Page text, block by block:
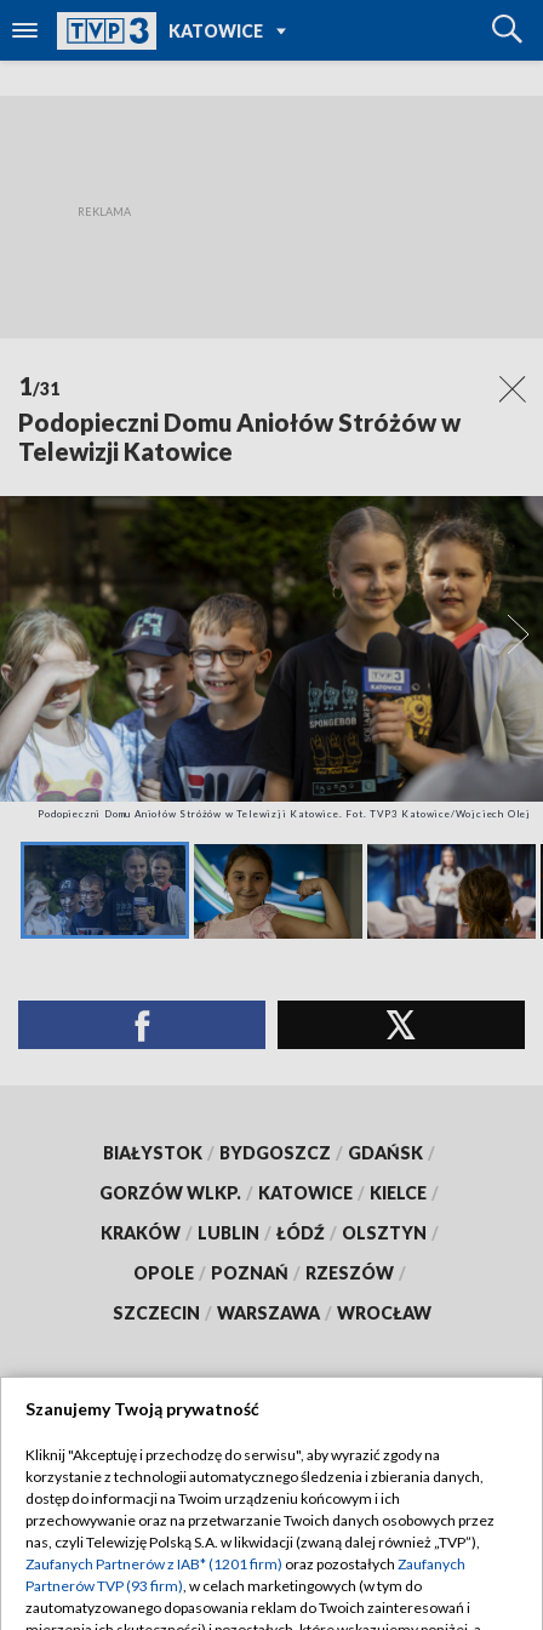
KATOWICE
TVP REGIONY
1/31
Podopieczni Domu Aniołów Stróżów w
Telewizji Katowice
Podopieczni Domu Aniołów Stróżów w Telewizji Katowice. Fot. TVP3 Katowice/Wojciech Olej
BIAŁYSTOK / BYDGOSZCZ / GDAŃSK /
GORZÓW WLKP. / KATOWICE / KIELCE /
KRAKÓW / LUBLIN / ŁÓDŹ / OLSZTYN /
OPOLE / POZNAŃ / RZESZÓW /
SZCZECIN / WARSZAWA / WROCŁAW
TVP
Abonament TVP
Emisja w TVP
Centrum informacji TVP
Regulamin TVP
Polityka prywatności
Moje zgody
Szanujemy Twoją prywatność
Kliknij "Akceptuję i przechodzę do serwisu", aby wyrazić zgody na
korzystanie z technologii automatycznego śledzenia i zbierania danych,
dostęp do informacji na Twoim urządzeniu końcowym i ich
przechowywanie oraz na przetwarzanie Twoich danych osobowych przez
nas, czyli Telewizję Polską S.A. w likwidacji (zwaną dalej również „TVP”),
Zaufanych Partnerów z IAB* (1201 firm) oraz pozostałych Zaufanych
Partnerów TVP (93 firm), w celach marketingowych (w tym do
zautomatyzowanego dopasowania reklam do Twoich zainteresowań i